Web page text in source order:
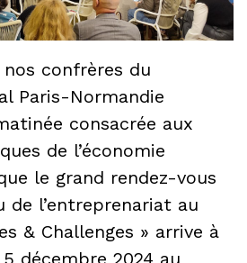
confrères du
Paris-Normandie
consacrée aux
de l’économie
le grand rendez-vous
de l’entreprenariat au
& Challenges » arrive à
décembre 2024 au